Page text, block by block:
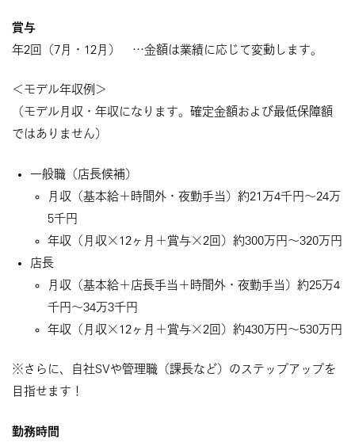
賞与
年2回（7月・12月） …金額は業績に応じて変動します。
＜モデル年収例＞
（モデル月収・年収になります。確定金額および最低保障額
ではありません）
一般職（店長候補）
月収（基本給＋時間外・夜勤手当）約21万4千円～24万
5千円
年収（月収×12ヶ月＋賞与×2回）約300万円～320万円
店長
月収（基本給＋店長手当＋時間外・夜勤手当）約25万4
千円～34万3千円
年収（月収×12ヶ月＋賞与×2回）約430万円～530万円
※さらに、自社SVや管理職（課長など）のステップアップを
目指せます！
勤務時間